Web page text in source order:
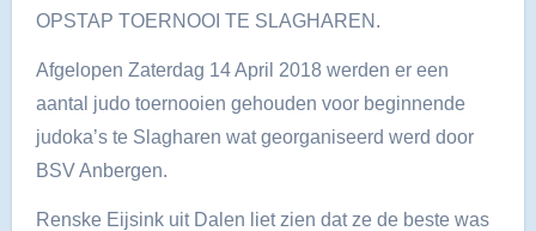
OPSTAP TOERNOOI TE SLAGHAREN.
Afgelopen Zaterdag 14 April 2018 werden er een
aantal judo toernooien gehouden voor beginnende
judoka’s te Slagharen wat georganiseerd werd door
BSV Anbergen.
Renske Eijsink uit Dalen liet zien dat ze de beste was